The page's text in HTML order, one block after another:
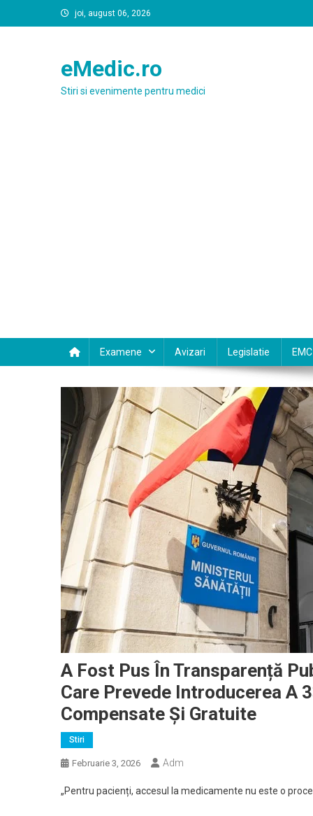
to
joi, august 06, 2026
eMedic.ro
Stiri si evenimente pentru medici
Examene Avizari Legislatie EMC
A Fost Pus În Transparență
Care Prevede Introducerea A
Compensate Și Gratuite
Stiri
Februarie 3, 2026 Adm
„Pentru pacienți, accesul la medicamente nu este o